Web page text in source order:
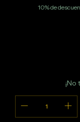
10% de